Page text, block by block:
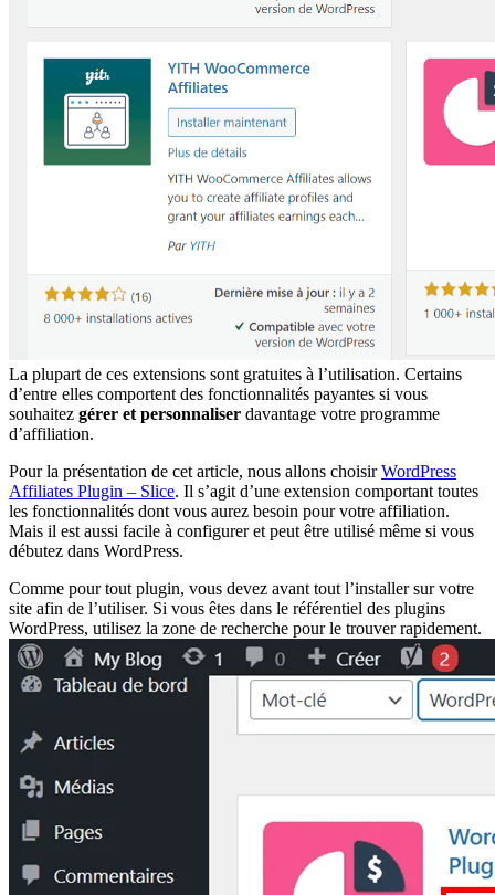
La plupart de ces extensions sont gratuites à l’utilisation. Certains
d’entre elles comportent des fonctionnalités payantes si vous
souhaitez gérer et personnaliser davantage votre programme
d’affiliation.
Pour la présentation de cet article, nous allons choisirWordPress
Affiliates Plugin – Slice. Il s’agit d’une extension comportant toutes
les fonctionnalités dont vous aurez besoin pour votre affiliation.
Mais il est aussi facile à configurer et peut être utilisé même si vous
débutez dans WordPress.
Comme pour tout plugin, vous devez avant tout l’installer sur votre
site afin de l’utiliser. Si vous êtes dans le référentiel des plugins
WordPress, utilisez la zone de recherche pour le trouver rapidement.